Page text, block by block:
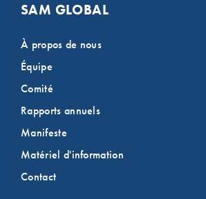
SAM GLOBAL
À propos de nous
Équipe
Comité
Rapports annuels
Manifeste
Matériel d'information
Contact